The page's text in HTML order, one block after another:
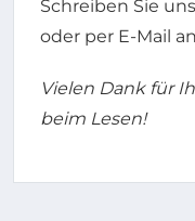
Schreiben Sie
oder per E-Mail an
Vielen Dank für
beim Lesen!